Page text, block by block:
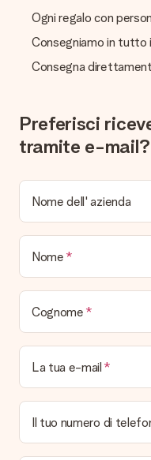
Ogni regalo con
Consegniamo in tutto
Consegna
Preferisci
tramite e-mail?
Nome dell' azienda
Nome
Cognome
La tua e-mail
Il tuo numero di